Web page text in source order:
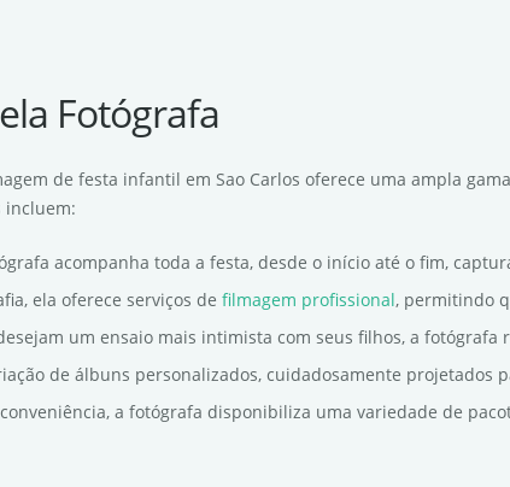
Fotógrafa
de festa infantil em Sao Carlos oferece uma ampla
incluem:
acompanha toda a festa, desde o início até o fim,
ela oferece serviços de filmagem profissional, permitindo
um ensaio mais intimista com seus filhos, a fotógrafa
de álbuns personalizados, cuidadosamente projetados
a fotógrafa disponibiliza uma variedade de